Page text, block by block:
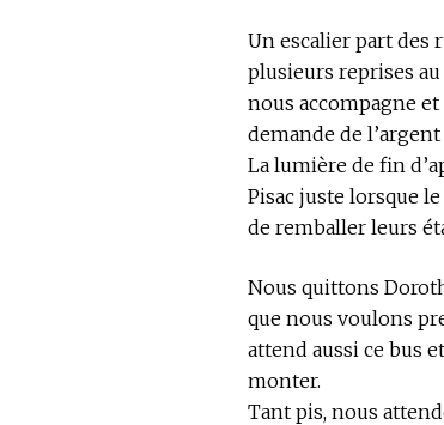
Un escalier part des
plusieurs reprises
nous accompagne
demande de
La lumière de fin
Pisac juste lorsque
de remballer leurs
Nous quittons
que nous voulons
attend aussi ce bus
monter.
Tant pis, nous